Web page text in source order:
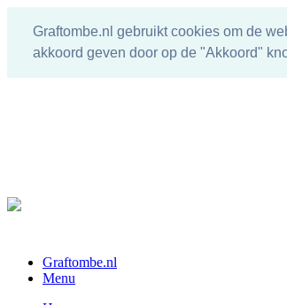
Graftombe.nl gebruikt cookies om de
akkoord geven door op de "Akkoord"
Graftombe.nl
Menu